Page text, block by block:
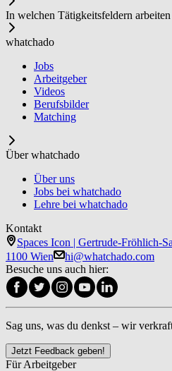
In welchen Tätigkeitsfeldern
whatchado
Jobs
Arbeitgeber
Videos
Berufsbilder
Matching
Über whatchado
Über uns
Jobs bei whatchado
Lehre bei whatchado
Kontakt
Spaces Icon | Gertrude-Fröhlich-
1100 Wien
hi@whatchado.com
Besuche uns auch hier:
Sag uns, was du denkst – wir
Jetzt Feedback geben!
Für Arbeitgeber